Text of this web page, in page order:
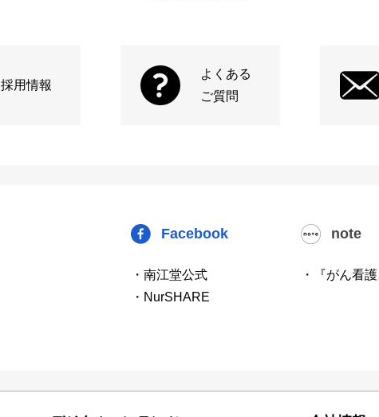
採用情報
よくある
ご質問
Facebook
・南江堂公式
・NurSHARE
note
・『がん看